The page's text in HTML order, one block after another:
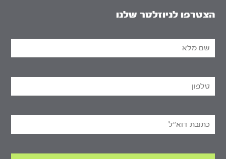
הצטרפו לניוזלטר שלנו